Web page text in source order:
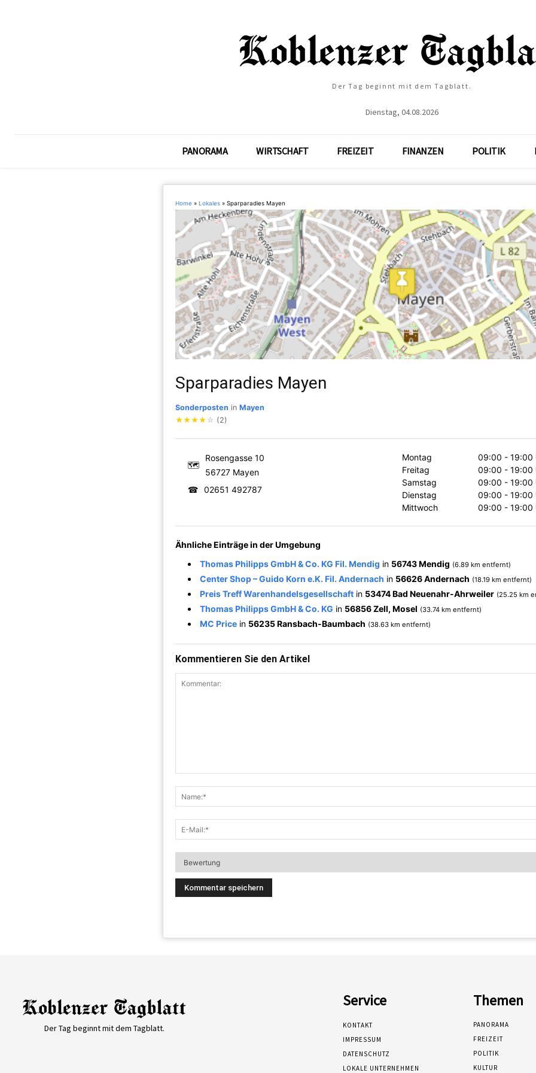
Der Tag beginnt mit dem Tagblatt.
Dienstag, 04.08.2026
PANORAMA WIRTSCHAFT FREIZEIT FINANZEN POLITIK
Home » Lokales » Sparparadies Mayen
Sparparadies Mayen
Sonderposten in Mayen
★★★★ ☆ (2)
🗺
Rosengasse 10
56727 Mayen
☎ 02651 492787
Montag
09:00 - 19:00
Freitag
09:00 - 19:00
Samstag
09:00 - 19:00
Dienstag
09:00 - 19:00
Mittwoch
09:00 - 19:00
Ähnliche Einträge in der Umgebung
Thomas Philipps GmbH & Co. KG Fil. Mendig in 56743 Mendig (6.89 km entfernt)
Center Shop – Guido Korn e.K. Fil. Andernach in 56626 Andernach (18.19 km entfernt)
Preis Treff Warenhandelsgesellschaft in 53474 Bad Neuenahr-Ahrweiler (25.25 km
Thomas Philipps GmbH & Co. KG in 56856 Zell, Mosel (33.74 km entfernt)
MC Price in 56235 Ransbach-Baumbach (38.63 km entfernt)
Kommentieren Sie den Artikel
Der Tag beginnt mit dem Tagblatt.
Service
KONTAKT
IMPRESSUM
DATENSCHUTZ
LOKALE UNTERNEHMEN
Themen
PANORAMA
FREIZEIT
POLITIK
KULTUR